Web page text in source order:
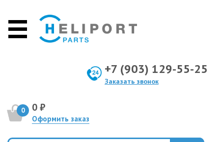
+7 (903) 129-55-25
Заказать звонок
0 0 ₽
Оформить заказ